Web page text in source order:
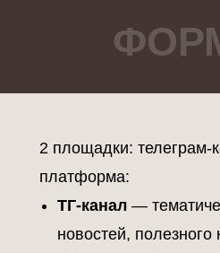
2 площадки: телеграм-
платформа:
ТГ-канал —
новостей, полезного